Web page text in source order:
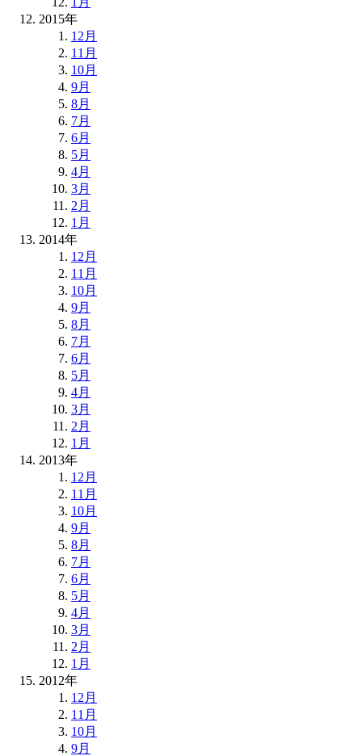
2015年
12月
11月
10月
9月
8月
7月
6月
5月
4月
3月
2月
1月
2014年
12月
11月
10月
9月
8月
7月
6月
5月
4月
3月
2月
1月
2013年
12月
11月
10月
9月
8月
7月
6月
5月
4月
3月
2月
1月
2012年
12月
11月
10月
9月